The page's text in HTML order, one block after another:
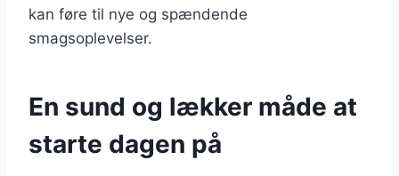
kan føre til nye og spændende
smagsoplevelser.
En sund og lækker måde at
starte dagen på